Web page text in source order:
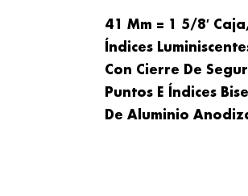
41 Mm = 1 5/8′
Índices
Con Cierre De
Puntos E Índices
De Aluminio